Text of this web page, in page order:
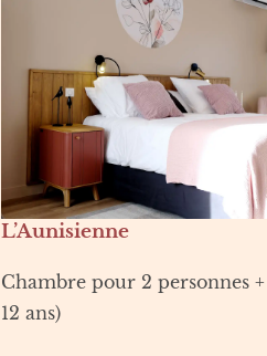
L’Aunisienne
Chambre pour 2 personnes
12 ans)